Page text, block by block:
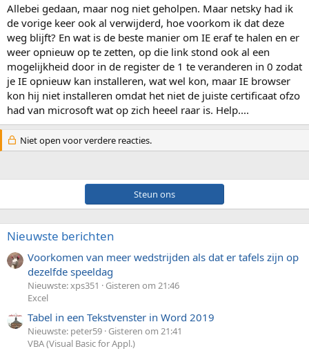
Allebei gedaan, maar nog niet geholpen. Maar netsky had ik
de vorige keer ook al verwijderd, hoe voorkom ik dat deze
weg blijft? En wat is de beste manier om IE eraf te halen en er
weer opnieuw op te zetten, op die link stond ook al een
mogelijkheid door in de register de 1 te veranderen in 0 zodat
je IE opnieuw kan installeren, wat wel kon, maar IE browser
kon hij niet installeren omdat het niet de juiste certificaat ofzo
had van microsoft wat op zich heeel raar is. Help....
Niet open voor verdere reacties.
Steun ons
Nieuwste berichten
Voorkomen van meer wedstrijden als dat er tafels zijn op
dezelfde speeldag
Nieuwste: xps351
Gisteren om 21:46
Excel
Tabel in een Tekstvenster in Word 2019
Nieuwste: peter59 Gisteren om 21:41
VBA (Visual Basic for Appl.)